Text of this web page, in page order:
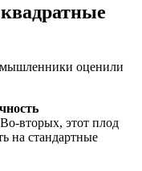
оценили
вторых, этот плод
на стандартные